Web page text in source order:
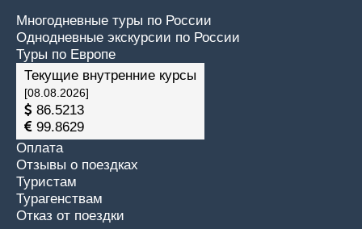
Многодневные туры по России
Однодневные экскурсии по России
Туры по Европе
Текущие внутренние курсы
[08.08.2026]
86.5213
99.8629
Оплата
Отзывы о поездках
Туристам
Турагенствам
Отказ от поездки